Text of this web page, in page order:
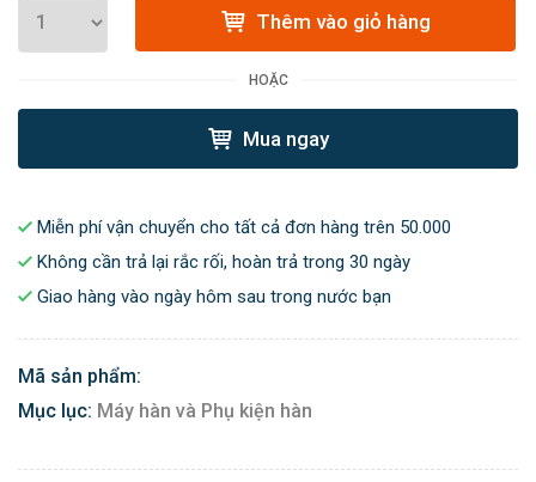
Thêm vào giỏ hàng
HOẶC
Mua ngay
Miễn phí vận chuyển cho tất cả đơn hàng trên 50.000
Không cần trả lại rắc rối, hoàn trả trong 30 ngày
Giao hàng vào ngày hôm sau trong nước bạn
Mã sản phẩm:
Mục lục: Máy hàn và Phụ kiện hàn